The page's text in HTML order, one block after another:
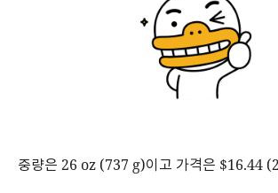
중량은 26 oz (737 g)이고 가격은 $16.44